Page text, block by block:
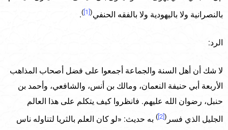
بالنصرانية ولا باليهودية ولا بالفقه الحنفي(
)
.
الرد:
لا شك أن أهل السنة والجماعة أجمعوا على فضل أصحاب المذاهب
الأربعة أبي حنيفة النعمان، ومالك بن أنس، والشافعي، وأحمد بن
حنبل، رضوان الله عليهم. فانظروا كيف يتكلم على هذا العالم
الجليل الذي فسر (
) به حديث: «لو كان العلم بالثريا لتناوله ناس